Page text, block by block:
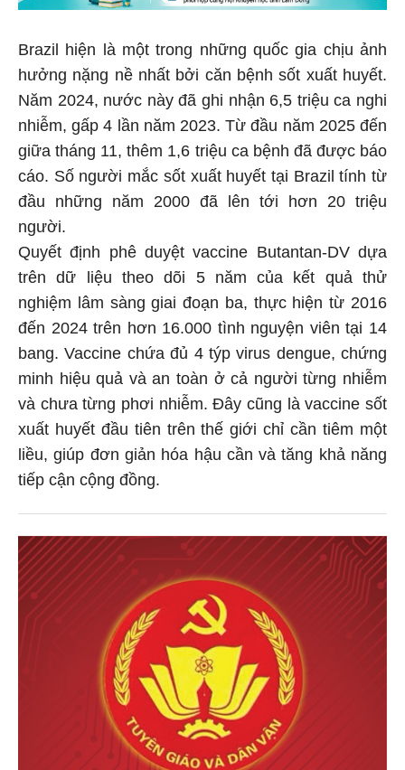
Brazil hiện là một trong những quốc gia chịu ảnh
hưởng nặng nề nhất bởi căn bệnh sốt xuất huyết.
Năm 2024, nước này đã ghi nhận 6,5 triệu ca nghi
nhiễm, gấp 4 lần năm 2023. Từ đầu năm 2025 đến
giữa tháng 11, thêm 1,6 triệu ca bệnh đã được báo
cáo. Số người mắc sốt xuất huyết tại Brazil tính từ
đầu những năm 2000 đã lên tới hơn 20 triệu
người.
Quyết định phê duyệt vaccine Butantan-DV dựa
trên dữ liệu theo dõi 5 năm của kết quả thử
nghiệm lâm sàng giai đoạn ba, thực hiện từ 2016
đến 2024 trên hơn 16.000 tình nguyện viên tại 14
bang. Vaccine chứa đủ 4 týp virus dengue, chứng
minh hiệu quả và an toàn ở cả người từng nhiễm
và chưa từng phơi nhiễm. Đây cũng là vaccine sốt
xuất huyết đầu tiên trên thế giới chỉ cần tiêm một
liều, giúp đơn giản hóa hậu cần và tăng khả năng
tiếp cận cộng đồng.